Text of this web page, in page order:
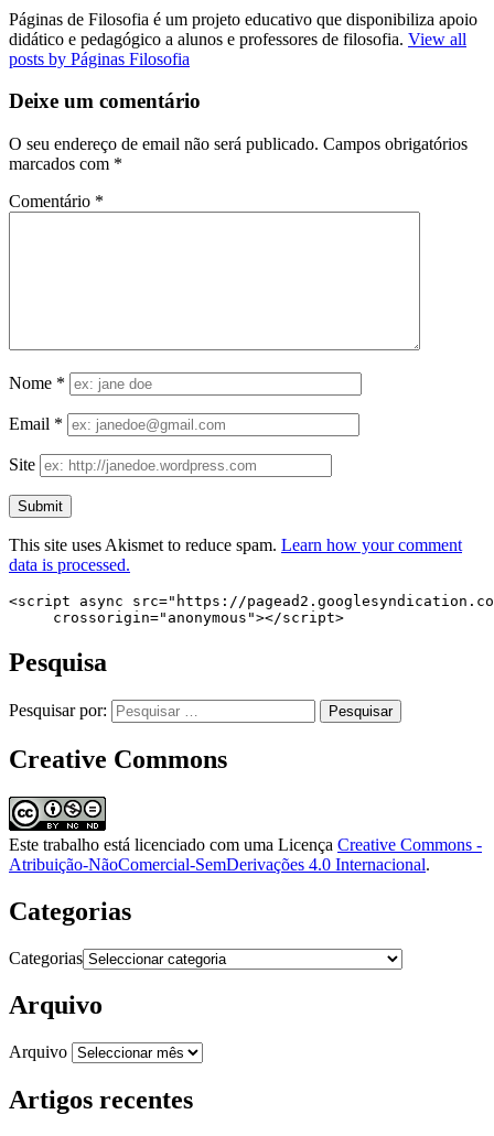
Páginas de Filosofia é um projeto educativo que disponibiliza apoio
didático e pedagógico a alunos e professores de filosofia. View all
posts by Páginas Filosofia
Deixe um comentário
O seu endereço de email não será publicado. Campos obrigatórios
marcados com *
Comentário *
Nome *
Email *
Site
This site uses Akismet to reduce spam. Learn how your comment
data is processed.
<script async src="https://
     crossorigin="anonymous"></script>
Pesquisa
Pesquisar por:
Creative Commons
Este trabalho está licenciado com uma Licença Creative Commons -
Atribuição-NãoComercial-SemDerivações 4.0 Internacional.
Categorias
Categorias
Arquivo
Arquivo
Artigos recentes